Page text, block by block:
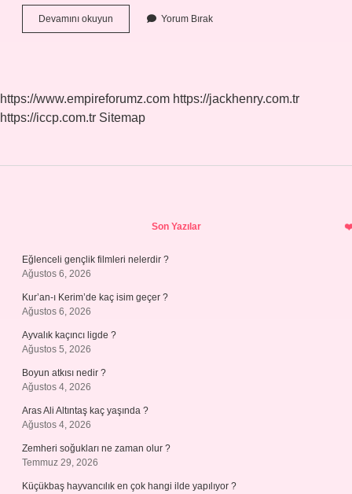
Devamını okuyun Subjektif
Değer
Yorum Bırak
https://www.empireforumz.com https://jackhenry.com.tr
https://iccp.com.tr Sitemap
Son Yazılar
Eğlenceli gençlik filmleri nelerdir ?
Ağustos 6, 2026
Kur’an-ı Kerim’de kaç isim geçer ?
Ağustos 6, 2026
Ayvalık kaçıncı ligde ?
Ağustos 5, 2026
Boyun atkısı nedir ?
Ağustos 4, 2026
Aras Ali Altıntaş kaç yaşında ?
Ağustos 4, 2026
Zemheri soğukları ne zaman olur ?
Temmuz 29, 2026
Küçükbaş hayvancılık en çok hangi ilde yapılıyor ?